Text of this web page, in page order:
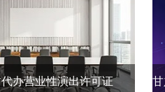
办营业性演出许可证